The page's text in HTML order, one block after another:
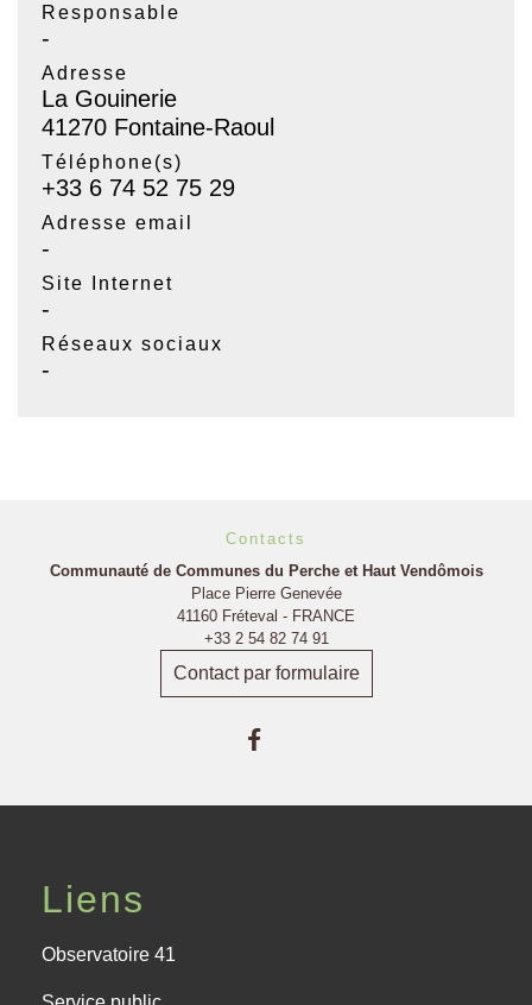
Responsable
-
Adresse
La Gouinerie
41270 Fontaine-Raoul
Téléphone(s)
+33 6 74 52 75 29
Adresse email
-
Site Internet
-
Réseaux sociaux
-
Contacts
Communauté de Communes du Perche et Haut Vendômois
Place Pierre Genevée
41160 Fréteval - FRANCE
+33 2 54 82 74 91
Contact par formulaire
Liens
Observatoire 41